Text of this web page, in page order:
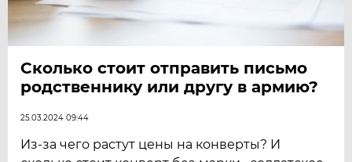
Сколько стоит отправить письмо
родственнику или другу в армию?
25.03.2024 09:44
Из-за чего растут цены на конверты? И